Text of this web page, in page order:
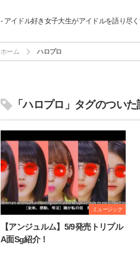
- アイドル好き女子大生がアイドルを語り尽
ホーム ハロプロ
「ハロプロ」タグのついた
ミュージック
【アンジュルム】5/9発売トリプル
A面Sg紹介！